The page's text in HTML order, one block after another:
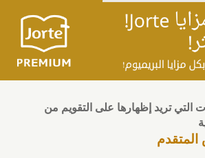
التي تريد إظهارها على التقويم من